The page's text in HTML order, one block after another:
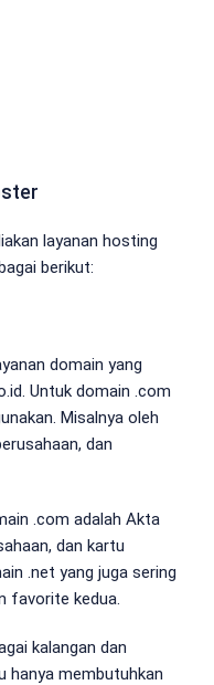
layanan hosting
berikut:
domain yang
Untuk domain .com
Misalnya oleh
dan
.com adalah Akta
dan kartu
.net yang juga sering
favorite kedua.
kalangan dan
hanya membutuhkan